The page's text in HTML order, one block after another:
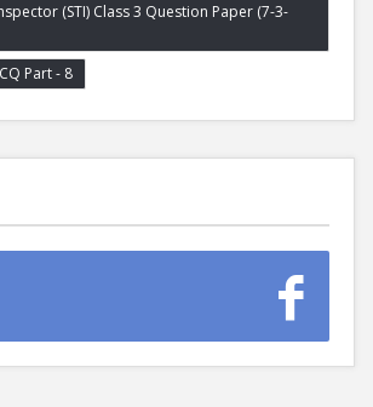
(STI) Class 3 Question Paper (7-3-
Part - 8